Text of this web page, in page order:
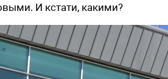
И кстати, какими?